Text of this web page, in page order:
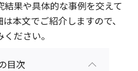
結果や具体的な事例を交えて
本文でご紹介しますので、
ださい。
目次